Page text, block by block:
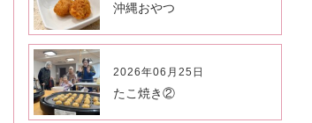
沖縄おやつ
2026年06月25日
たこ焼き②